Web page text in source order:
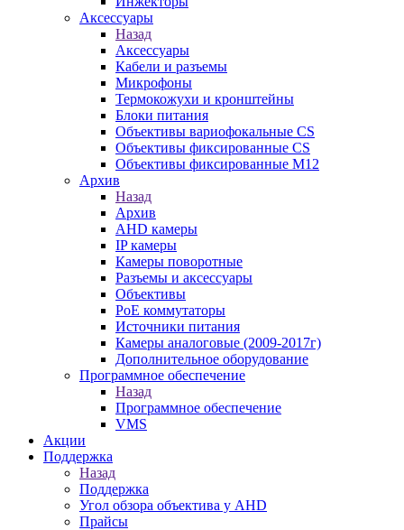
Аксессуары
Назад
Аксессуары
Кабели и разъемы
Микрофоны
Термокожухи и кронштейны
Блоки питания
Объективы вариофокальные CS
Объективы фиксированные CS
Объективы фиксированные М12
Архив
Назад
Архив
AHD камеры
IP камеры
Камеры поворотные
Разъемы и аксессуары
Объективы
PoE коммутаторы
Источники питания
Камеры аналоговые (2009-2017г)
Дополнительное оборудование
Программное обеспечение
Назад
Программное обеспечение
VMS
Акции
Поддержка
Назад
Поддержка
Угол обзора объектива у AHD
Прайсы